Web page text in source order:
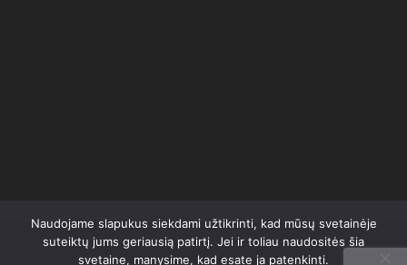
Naudojame slapukus siekdami užtikrinti, kad mūsų svetainėje
suteiktų jums geriausią patirtį. Jei ir toliau naudositės šia
svetaine, manysime, kad esate ja patenkinti.